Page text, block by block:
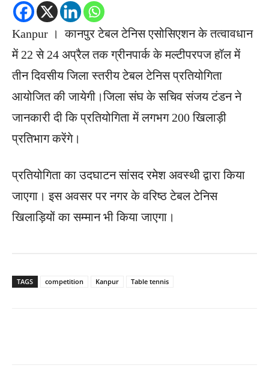
Kanpur । कानपुर टेबल टेनिस एसोसिएशन के तत्वावधान
में 22 से 24 अप्रैल तक ग्रीनपार्क के मल्टीपरपज हॉल में
तीन दिवसीय जिला स्तरीय टेबल टेनिस प्रतियोगिता
आयोजित की जायेगी।जिला संघ के सचिव संजय टंडन ने
जानकारी दी कि प्रतियोगिता में लगभग 200 खिलाड़ी
प्रतिभाग करेंगे।
प्रतियोगिता का उदघाटन सांसद रमेश अवस्थी द्वारा किया
जाएगा। इस अवसर पर नगर के वरिष्ठ टेबल टेनिस
खिलाड़ियों का सम्मान भी किया जाएगा।
TAGS competition Kanpur Table tennis